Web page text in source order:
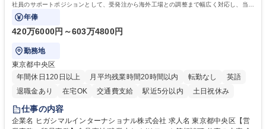
社員のサポートポジションとして、受発注から海外工場との調整まで幅広く対応し、当社
事業の根幹を支えていただきます。
年俸
420万6000円～603万4800円
勤務地
東京都中央区
年間休日120日以上
月平均残業時間20時間以内 転勤なし
英語
退職金あり
在宅OK 交通費支給 駅近5分以内 土日祝休み
仕事の内容
企業名 ヒガシマルインターナショナル株式会社 求人名 東京都中央区【営